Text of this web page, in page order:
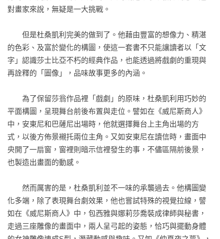
對畫家來說，無疑是一大挑戰。
但是杜桑凱利完美的做到了。他藉由豐富的想像力、精湛
的色彩、及富於變化的構圖，使這一套書不只能讓讀者以「文
字」認識莎士比亞不朽的經典作品，也能透過將戲劇的重現與
再詮釋的「圖像」，品味故事更多的內涵。
為了保留莎翁作品裡「戲劇」的原味，杜桑凱利用巧妙的
平面構圖，呈現舞台前後布置與走位。譬如在《威尼斯商人》
中，安東尼和巴薩尼出場時，他就選擇舞台上主角出場的方
式，以後方佈景襯托兩位主角。又如安東尼在讀信時，畫面中
央開了一扇窗，窗裡則暗示信裡發生的事，不儘區隔前後景，
也製造出畫面的動感。
然而厲害的是，杜桑凱利並不一味的承襲過去。他構圖變
化多端，除了表現舞台劇效果，他也嘗試特殊的視覺拉線，譬
如在《威尼斯商人》中，包西雅與娜莉莎喬裝成律師與秘書，
走過三座雕像的畫面中，兩人呈弓起的姿態，恰巧與擺動身體